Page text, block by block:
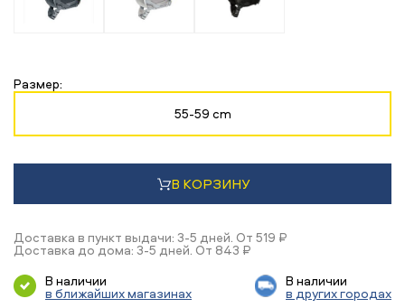
Размер:
55-59 cm
В КОРЗИНУ
Доставка в пункт выдачи: 3-5 дней. От 519 ₽
Доставка до дома: 3-5 дней. От 843 ₽
В наличии
в ближайших магазинах
В наличии
в других городах